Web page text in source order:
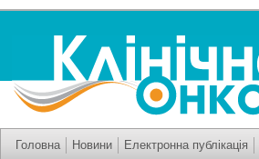
Головна Новини Електронна публікація